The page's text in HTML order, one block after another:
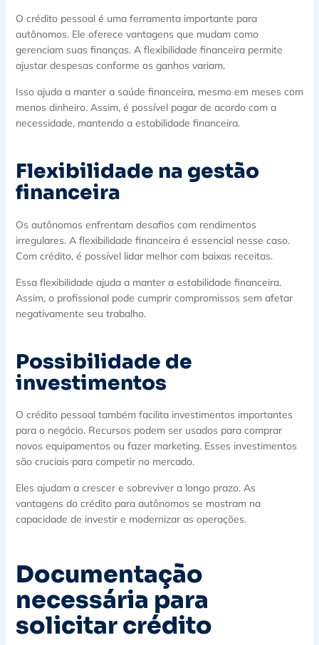
O crédito pessoal é uma ferramenta importante para
autônomos. Ele oferece vantagens que mudam como
gerenciam suas finanças. A flexibilidade financeira permite
ajustar despesas conforme os ganhos variam.
Isso ajuda a manter a saúde financeira, mesmo em meses com
menos dinheiro. Assim, é possível pagar de acordo com a
necessidade, mantendo a estabilidade financeira.
Flexibilidade na gestão
financeira
Os autônomos enfrentam desafios com rendimentos
irregulares. A flexibilidade financeira é essencial nesse caso.
Com crédito, é possível lidar melhor com baixas receitas.
Essa flexibilidade ajuda a manter a estabilidade financeira.
Assim, o profissional pode cumprir compromissos sem afetar
negativamente seu trabalho.
Possibilidade de
investimentos
O crédito pessoal também facilita investimentos importantes
para o negócio. Recursos podem ser usados para comprar
novos equipamentos ou fazer marketing. Esses investimentos
são cruciais para competir no mercado.
Eles ajudam a crescer e sobreviver a longo prazo. As
vantagens do crédito para autônomos se mostram na
capacidade de investir e modernizar as operações.
Documentação
necessária para
solicitar crédito